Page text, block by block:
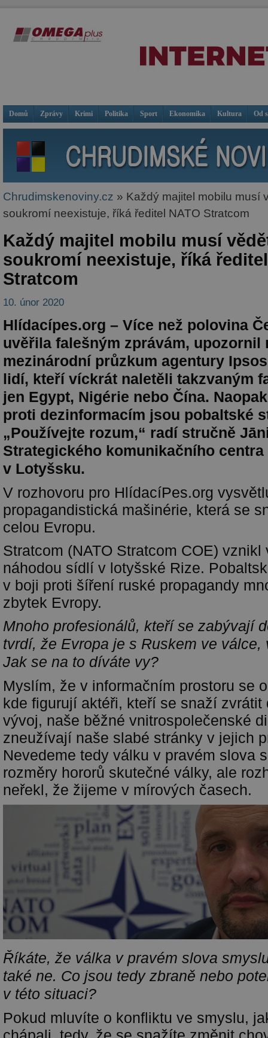
Domů Zprávy Krimi Politika Sport Ekonomika Kultura Od
Chrudimskenoviny.cz » Každý majitel mobilu musí
soukromí neexistuje, říká ředitel NATO Stratcom
Každý majitel mobilu musí
soukromí neexistuje, říká
Stratcom
10. únor 2020
Hlídacípes.org – Více než polovina
uvěřila falešným zprávám, upozornil
mezinárodní průzkum agentury
lidí, kteří víckrát naletěli takzvaným
jen Egypt, Nigérie nebo Čína.
proti dezinformacím jsou pobaltské
„Používejte rozum,“ radí stručně
Strategického komunikačního centra
v Lotyšsku.
V rozhovoru pro HlídacíPes.org
propagandistická mašinérie, která se
celou Evropu.
Stratcom (NATO Stratcom COE) vznikl
náhodou sídlí v lotyšské Rize.
v boji proti šíření ruské propagandy
zbytek Evropy.
Mnoho profesionálů, kteří se zabývají
tvrdí, že Evropa je s Ruskem ve válce,
Jak se na to díváte vy?
Myslím, že v informačním prostoru se
kde figurují aktéři, kteří se snaží zvrátit
vývoj, naše běžné vnitrospolečenské
zneužívají naše slabé stránky v jejich
Nevedeme tedy válku v pravém slova
rozměry hororů skutečné války, ale
neřekl, že žijeme v mírových časech.
Říkáte, že válka v pravém slova
také ne. Co jsou tedy zbraně nebo
v této situaci?
Pokud mluvíte o konfliktu ve smyslu,